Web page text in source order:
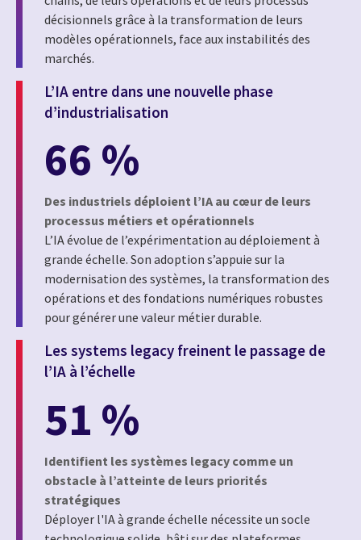
décisionnels grâce à la transformation de leurs
modèles opérationnels, face aux instabilités des
marchés.
L’IA entre dans une nouvelle phase
d’industrialisation
66 %
Des industriels déploient l’IA au cœur de leurs
processus métiers et opérationnels
L’IA évolue de l’expérimentation au déploiement à
grande échelle. Son adoption s’appuie sur la
modernisation des systèmes, la transformation des
opérations et des fondations numériques robustes
pour générer une valeur métier durable.
Les systems legacy freinent le passage de
l’IA à l’échelle
51 %
Identifient les systèmes legacy comme un
obstacle à l’atteinte de leurs priorités
stratégiques
Déployer l'IA à grande échelle nécessite un socle